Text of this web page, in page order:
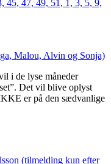
45, 47, 49, 51, 1, 3, 5, 9,
Malou, Alvin og Sonja)
i de lyse måneder
Det vil blive oplyst
er på den sædvanlige